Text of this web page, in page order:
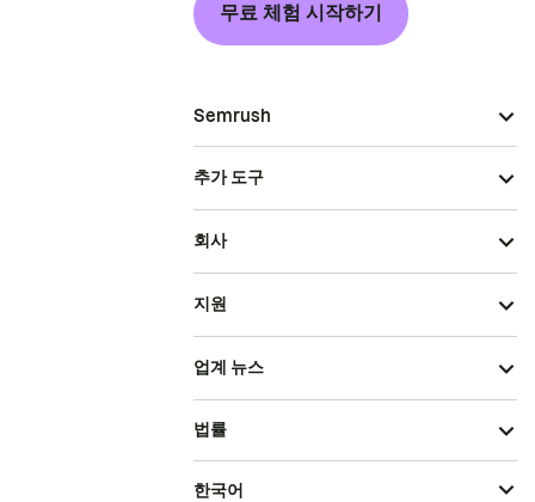
무료 체험 시작하기
Semrush
추가 도구
회사
지원
업계 뉴스
법률
한국어